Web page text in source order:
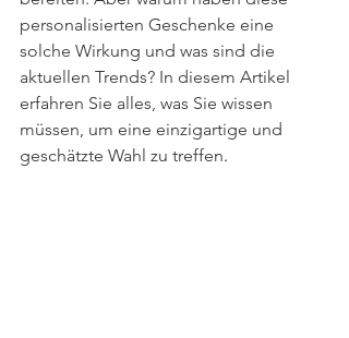
personalisierten Geschenke eine
solche Wirkung und was sind die
aktuellen Trends? In diesem Artikel
erfahren Sie alles, was Sie wissen
müssen, um eine einzigartige und
geschätzte Wahl zu treffen.